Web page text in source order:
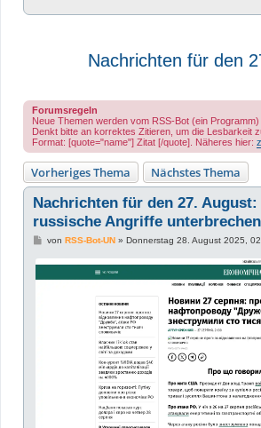
Nachrichten für den
Forumsregeln
Neue Themen werden vom RSS-Bot (ein Programm)
Denkt bitte an korrektes Zitieren, um die Lesbarkeit
Format: [quote="name"] Zitat [/quote]. Näheres hier:
Vorheriges Thema Nächstes Thema
Nachrichten für den 27.
russische Angriffe
B
i
r
von RSS-Bot-UN» Donnerstag 28. August 2025,